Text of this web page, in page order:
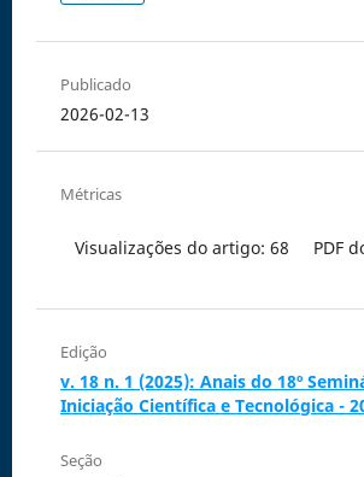
Publicado
2026-02-13
Métricas
Visualizações do artigo: 68 PDF
Edição
v. 18 n. 1 (2025): Anais do 18º
Iniciação Científica e Tecnológica -
Seção